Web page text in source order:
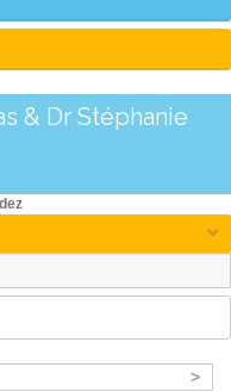
16h30 12h00
15h15
16h00
& Dr Stéphanie
>